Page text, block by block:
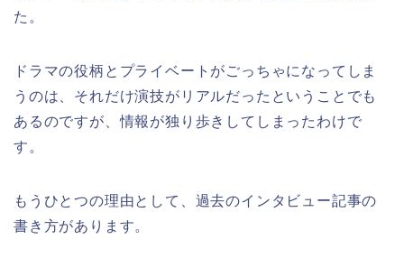
た。
ドラマの役柄とプライベートがごっちゃになってしま
うのは、それだけ演技がリアルだったということでも
あるのですが、情報が独り歩きしてしまったわけで
す。
もうひとつの理由として、過去のインタビュー記事の
書き方があります。